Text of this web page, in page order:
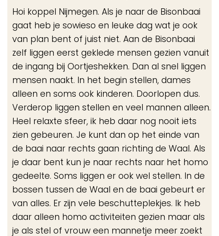
Hoi koppel Nijmegen. Als je naar de Bisonbaai
gaat heb je sowieso en leuke dag wat je ook
van plan bent of juist niet. Aan de Bisonbaai
zelf liggen eerst geklede mensen gezien vanuit
de ingang bij Oortjeshekken. Dan al snel liggen
mensen naakt. In het begin stellen, dames
alleen en soms ook kinderen. Doorlopen dus.
Verderop liggen stellen en veel mannen alleen.
Heel relaxte sfeer, ik heb daar nog nooit iets
zien gebeuren. Je kunt dan op het einde van
de baai naar rechts gaan richting de Waal. Als
je daar bent kun je naar rechts naar het homo
gedeelte. Soms liggen er ook wel stellen. In de
bossen tussen de Waal en de baai gebeurt er
van alles. Er zijn vele beschutteplekjes. Ik heb
daar alleen homo activiteiten gezien maar als
je als stel of vrouw een mannetje meer zoekt